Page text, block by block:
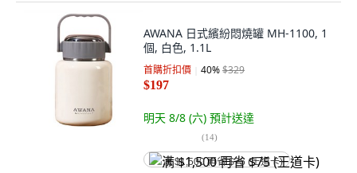
AWANA 日式繽紛悶燒罐 MH-1100, 1
個, 白色, 1.1L
首購折扣價 40%$329
$197
明天 8/8 (六) 預計送達
(14)
满 $1,500 再省 $75 (王道卡)